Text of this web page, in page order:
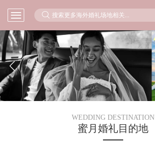
 
WEDDING DESTINATION
蜜月婚礼目的地